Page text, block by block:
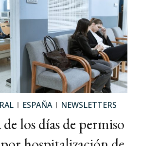
ESPAÑA NEWSLETTERS
los días de permiso